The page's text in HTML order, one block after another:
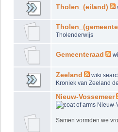
Tholen_(eiland)
Tholenderwijs
Gemeenteraad
Zeeland wiki
Kroniek van Zeeland
Nieuw-Vossemeer
Samen vormden we